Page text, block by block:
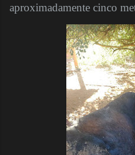
aproximadamente cinco